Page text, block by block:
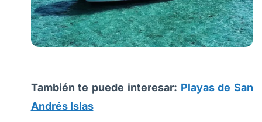
También te puede interesar: Playas de San
Andrés Islas